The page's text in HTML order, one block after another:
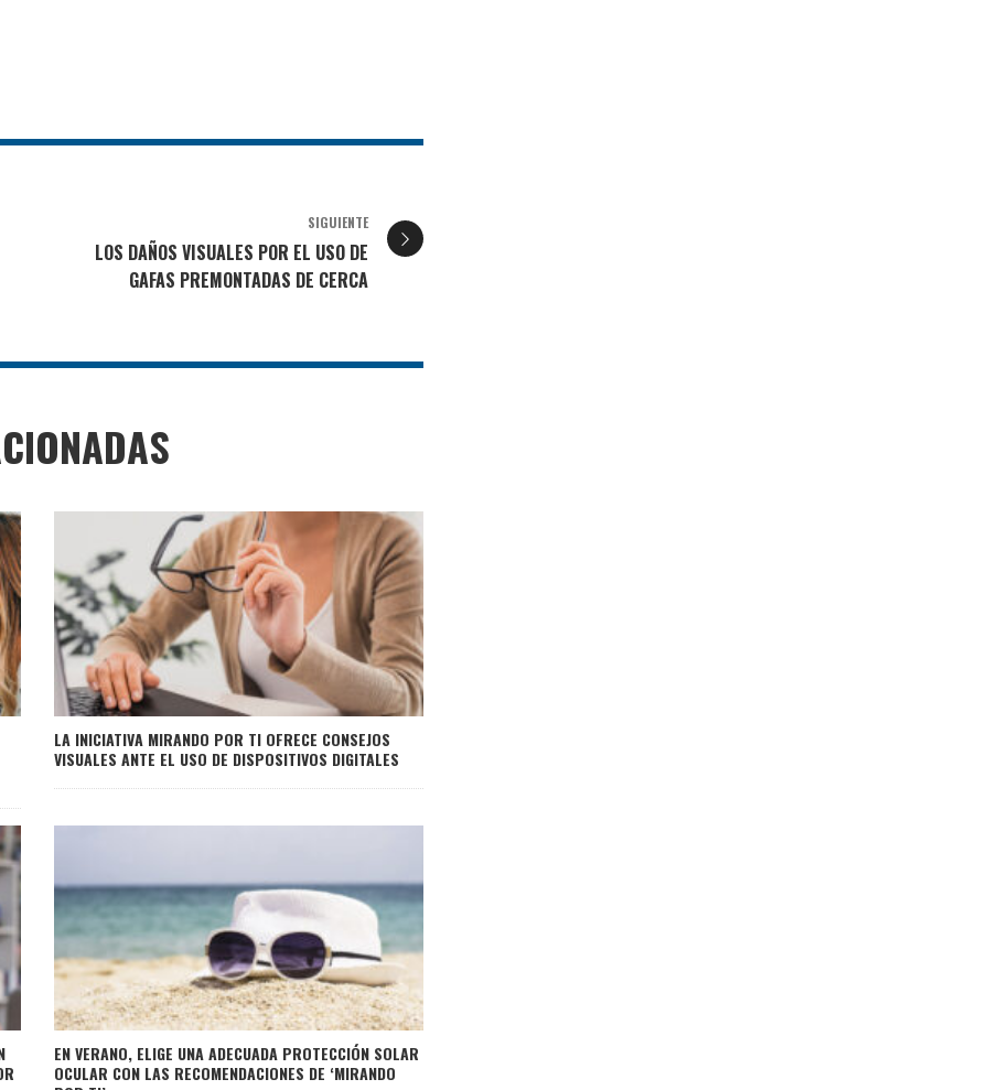
SIGUIENTE
LOS DAÑOS VISUALES POR EL USO DE
GAFAS PREMONTADAS DE CERCA
LA INICIATIVA MIRANDO POR TI OFRECE CONSEJOS
VISUALES ANTE EL USO DE DISPOSITIVOS DIGITALES
EN VERANO, ELIGE UNA ADECUADA PROTECCIÓN SOLAR
OCULAR CON LAS RECOMENDACIONES DE ‘MIRANDO